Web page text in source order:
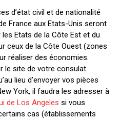
d’état civil et de nationalité
France aux Etats-Unis seront
Etats de la Côte Est et du
ceux de la Côte Ouest (zones
réaliser des économies.
le site de votre consulat.
lieu d’envoyer vos pièces
York, il faudra les adresser à
de Los Angeles si vous
cas (établissements